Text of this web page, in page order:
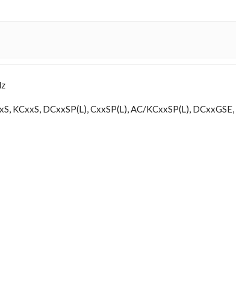
KCxxS, DCxxSP(L), CxxSP(L), AC/KCxxSP(L),